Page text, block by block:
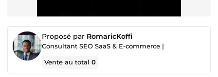
Proposé par RomaricKoffi
Consultant SEO SaaS & E-commerce |
Vente au total0